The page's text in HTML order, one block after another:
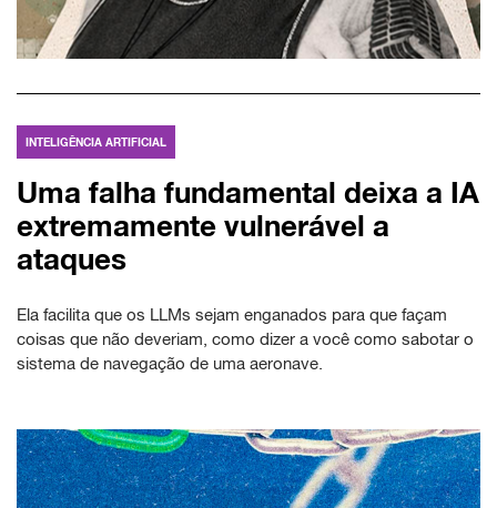
INTELIGÊNCIA ARTIFICIAL
Uma falha fundamental deixa a IA
extremamente vulnerável a
ataques
Ela facilita que os LLMs sejam enganados para que façam
coisas que não deveriam, como dizer a você como sabotar o
sistema de navegação de uma aeronave.